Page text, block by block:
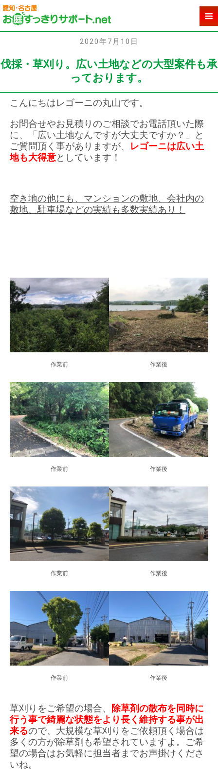
2020年7月10日
伐採・草刈り。広い土地などの大型案件も承
っております。
こんにちはレゴーニの丸山です。
お問合せやお見積りのご相談でお電話頂いた際
に、「広い土地なんですが大丈夫ですか？」と
ご質問頂く事がありますが、
レゴーニは広い土
地も大得意としています！
空き地の他にも、マンションの敷地、会社内の
敷地、駐車場などの実績も多数実績あり！
作業前 作業後
作業前 作業後
作業前 作業後
作業前 作業後
草刈りをご希望の場合、
除草剤の散布を同時に
行う事で綺麗な状態をより長く維持する事が出
来るので、大規模な草刈りをご依頼頂く場合は
多くの方が除草剤も希望されていますよ。ご希
望の場合はお気軽に担当者までお声掛けくださ
いね。